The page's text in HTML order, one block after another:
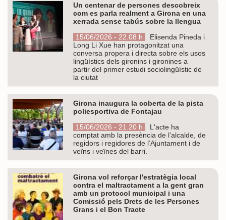
Un centenar de persones descobreix
com es parla realment a Girona en una
xerrada sense tabús sobre la llengua
15/06/2026 - 22.08 h
Elisenda Pineda i
Long Li Xue han protagonitzat una
conversa propera i directa sobre els usos
lingüístics dels gironins i gironines a
partir del primer estudi sociolingüístic de
la ciutat
Girona inaugura la coberta de la pista
poliesportiva de Fontajau
15/06/2026 - 21.20 h
L'acte ha
comptat amb la presència de l’alcalde, de
regidors i regidores de l’Ajuntament i de
veïns i veïnes del barri.
Girona vol reforçar l'estratègia local
contra el maltractament a la gent gran
amb un protocol municipal i una
Comissió pels Drets de les Persones
Grans i el Bon Tracte